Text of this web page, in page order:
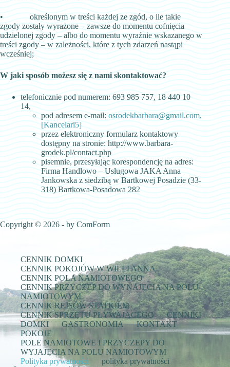
• określonym w treści każdej ze zgód, o ile takie
zgody zostały wyrażone – zawsze do momentu cofnięcia
udzielonej zgody – albo do momentu wyraźnie wskazanego w
treści zgody – w zależności, które z tych zdarzeń nastąpi
wcześniej;
W jaki sposób możesz się z nami skontaktować?
telefonicznie pod numerem: 693 985 757, 18 440 10
14,
pod adresem e-mail: osrodekbarbara@gmail.com,
[Kancelari5]
przez elektroniczny formularz kontaktowy
dostępny na stronie: http://www.barbara-
grodek.pl/contact.php
pisemnie, przesyłając korespondencję na adres:
Firma Handlowo – Usługowa JAKA Anna
Jankowska z siedzibą w Bartkowej Posadzie (33-
318) Bartkowa-Posadowa 282
Copyright © 2026 - by ComForm
CENNIK DOMKI
CENNIK POKOJÓW W WILLI ANNA
CENNIK POLA NAMIOTOWEGO
CENNIK PRZYCZEP DO WYNAJĘCIA NA POLU
NAMIOTOWYM
CENNIK REJSÓW STATKIEM
CENNIK SPRZĘTU PŁYWAJĄCEGO
CENNIKI
DOMKI
GASTRONOMIA
KONTAKT
POKOJE
POLE NAMIOTOWE I PRZYCZEPY DO
WYJAJĘCIA NA POLU NAMIOTOWYM
Polityka prywatności
polityka prywatności